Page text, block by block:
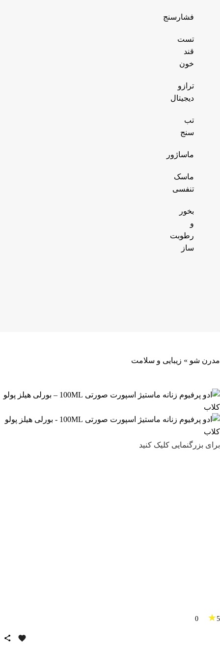
فشارسنج
تست
قند
خون
ترازو
دیجیتال
تب
سنج
ماساژور
ماسک
تنفسی
بخور
و
رطوبت
ساز
مدرن شو » زیبایی و سلامت
برای بزرگنمایی کلیک کنید
5
★